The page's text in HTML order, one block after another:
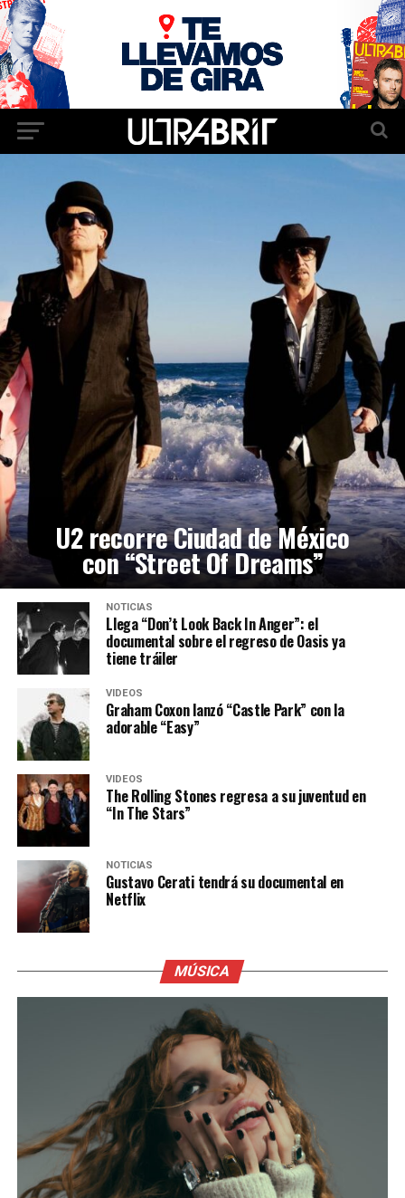
U2 recorre Ciudad de México
con “Street Of Dreams”
NOTICIAS
Llega “Don’t Look Back In Anger”: el
documental sobre el regreso de Oasis ya
tiene tráiler
VIDEOS
Graham Coxon lanzó “Castle Park” con la
adorable “Easy”
VIDEOS
The Rolling Stones regresa a su juventud en
“In The Stars”
NOTICIAS
Gustavo Cerati tendrá su documental en
Netflix
MÚSICA